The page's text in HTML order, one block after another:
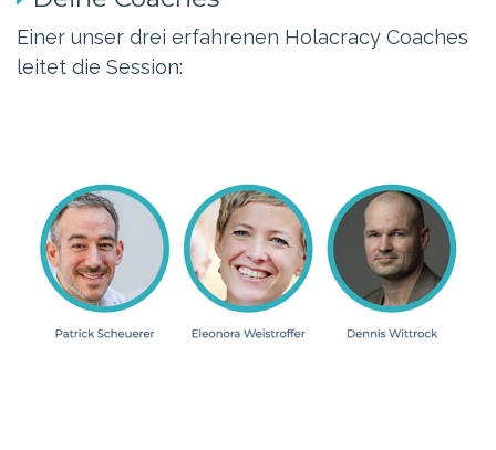
Einer unser drei erfahrenen Holacracy Coaches
leitet die Session: